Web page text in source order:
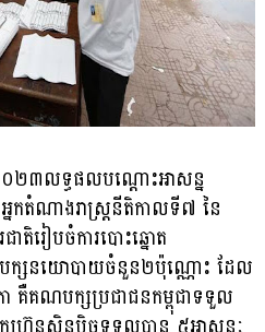
០២៣លទ្ធផលបណ្តោះអាសន្ន
នកតំណាងរាស្ត្រនីតិកាលទី៧ នៃ
ាតិរៀបចំការបោះឆ្នោត
បក្សនយោបាយចំនួន២ប៉ុណ្ណោះ ដែល
គឺគណបក្សប្រជាជនកម្ពុជាទទួល